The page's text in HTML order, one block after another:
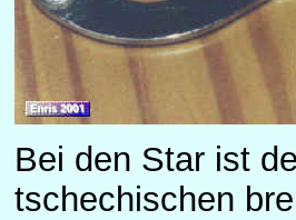
Bei den Star ist
tschechischen